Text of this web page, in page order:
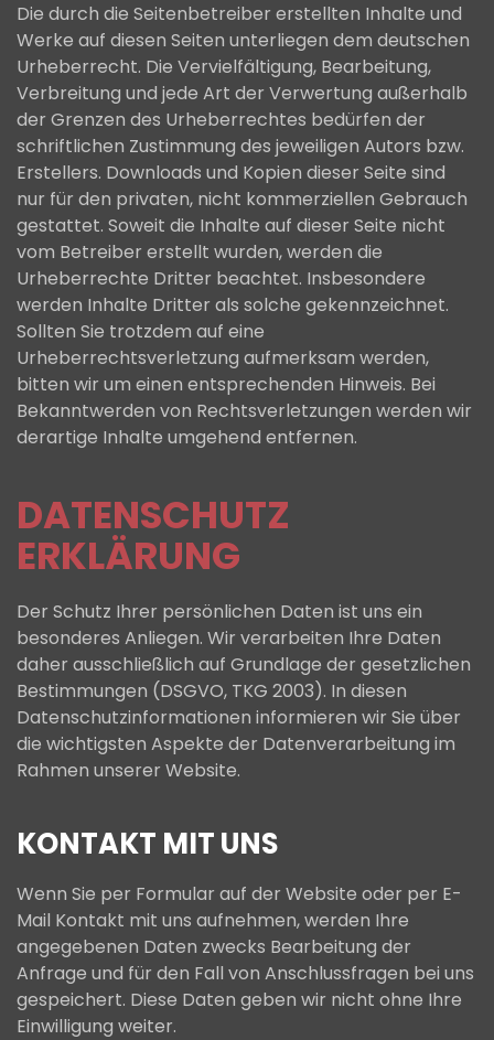
Die durch die Seitenbetreiber erstellten Inhalte und
Werke auf diesen Seiten unterliegen dem deutschen
Urheberrecht. Die Vervielfältigung, Bearbeitung,
Verbreitung und jede Art der Verwertung außerhalb
der Grenzen des Urheberrechtes bedürfen der
schriftlichen Zustimmung des jeweiligen Autors bzw.
Erstellers. Downloads und Kopien dieser Seite sind
nur für den privaten, nicht kommerziellen Gebrauch
gestattet. Soweit die Inhalte auf dieser Seite nicht
vom Betreiber erstellt wurden, werden die
Urheberrechte Dritter beachtet. Insbesondere
werden Inhalte Dritter als solche gekennzeichnet.
Sollten Sie trotzdem auf eine
Urheberrechtsverletzung aufmerksam werden,
bitten wir um einen entsprechenden Hinweis. Bei
Bekanntwerden von Rechtsverletzungen werden wir
derartige Inhalte umgehend entfernen.
DATENSCHUTZ
ERKLÄRUNG
Der Schutz Ihrer persönlichen Daten ist uns ein
besonderes Anliegen. Wir verarbeiten Ihre Daten
daher ausschließlich auf Grundlage der gesetzlichen
Bestimmungen (DSGVO, TKG 2003). In diesen
Datenschutzinformationen informieren wir Sie über
die wichtigsten Aspekte der Datenverarbeitung im
Rahmen unserer Website.
KONTAKT MIT UNS
Wenn Sie per Formular auf der Website oder per E-
Mail Kontakt mit uns aufnehmen, werden Ihre
angegebenen Daten zwecks Bearbeitung der
Anfrage und für den Fall von Anschlussfragen bei uns
gespeichert. Diese Daten geben wir nicht ohne Ihre
Einwilligung weiter.